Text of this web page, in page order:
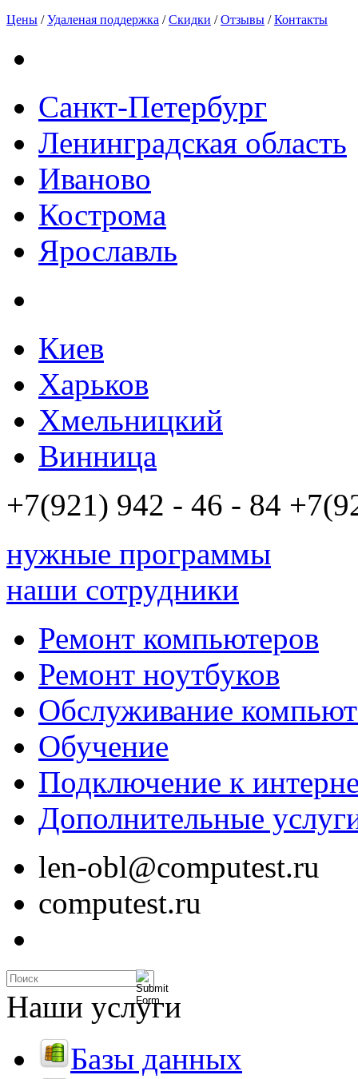
Цены /Удаленая поддержка /Скидки /Отзывы /Контакты
Санкт-Петербург
Ленинградская область
Иваново
Кострома
Ярославль
Киев
Харьков
Хмельницкий
Винница
+7(921) 942 - 46 - 84
нужные программы
наши сотрудники
Ремонт компьютеров
Ремонт ноутбуков
Обслуживание
Обучение
Подключение к
Дополнительные
len-obl@computest.ru
computest.ru
Наши услуги
Базы данных